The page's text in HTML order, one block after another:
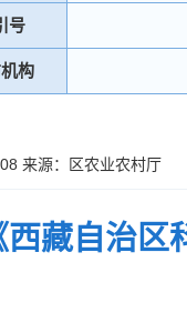
号
构
来源：区农业农村厅
西藏自治区